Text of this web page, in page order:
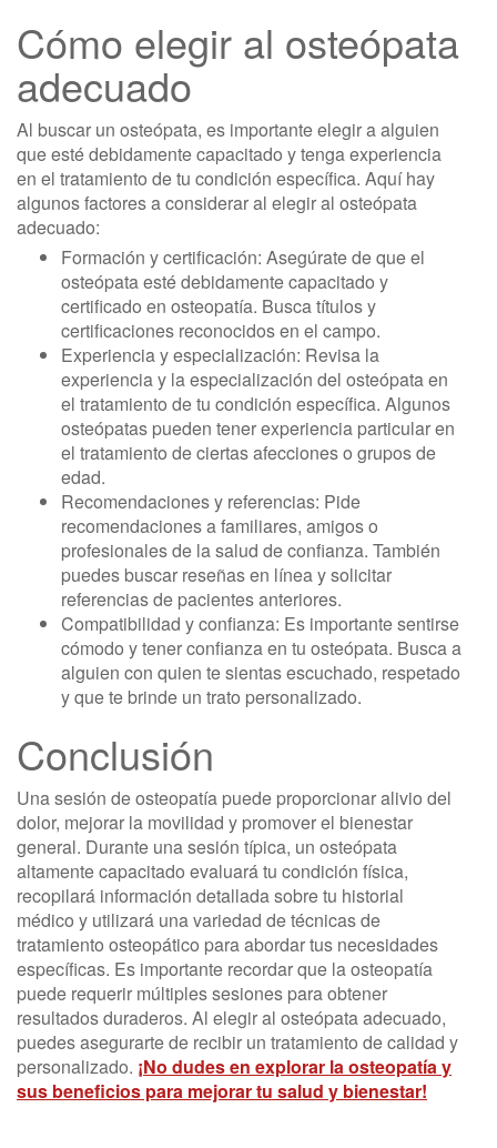
Cómo elegir al osteópata
adecuado
Al buscar un osteópata, es importante elegir a alguien
que esté debidamente capacitado y tenga experiencia
en el tratamiento de tu condición específica. Aquí hay
algunos factores a considerar al elegir al osteópata
adecuado:
Formación y certificación: Asegúrate de que el
osteópata esté debidamente capacitado y
certificado en osteopatía. Busca títulos y
certificaciones reconocidos en el campo.
Experiencia y especialización: Revisa la
experiencia y la especialización del osteópata en
el tratamiento de tu condición específica. Algunos
osteópatas pueden tener experiencia particular en
el tratamiento de ciertas afecciones o grupos de
edad.
Recomendaciones y referencias: Pide
recomendaciones a familiares, amigos o
profesionales de la salud de confianza. También
puedes buscar reseñas en línea y solicitar
referencias de pacientes anteriores.
Compatibilidad y confianza: Es importante sentirse
cómodo y tener confianza en tu osteópata. Busca a
alguien con quien te sientas escuchado, respetado
y que te brinde un trato personalizado.
Conclusión
Una sesión de osteopatía puede proporcionar alivio del
dolor, mejorar la movilidad y promover el bienestar
general. Durante una sesión típica, un osteópata
altamente capacitado evaluará tu condición física,
recopilará información detallada sobre tu historial
médico y utilizará una variedad de técnicas de
tratamiento osteopático para abordar tus necesidades
específicas. Es importante recordar que la osteopatía
puede requerir múltiples sesiones para obtener
resultados duraderos. Al elegir al osteópata adecuado,
puedes asegurarte de recibir un tratamiento de calidad y
personalizado. ¡No dudes en explorar la osteopatía y
sus beneficios para mejorar tu salud y bienestar!